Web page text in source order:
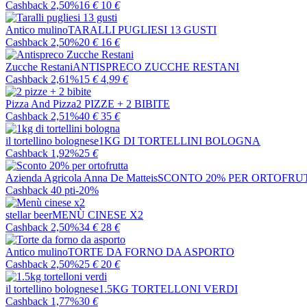
Cashback 2,50%16 € 10 €
Antico mulinoTARALLI PUGLIESI 13 GUSTI
Cashback 2,50%20 € 16 €
Zucche RestaniANTISPRECO ZUCCHE RESTANI
Cashback 2,61%15 € 4 ,99 €
Pizza And Pizza2 PIZZE + 2 BIBITE
Cashback 2,51%40 € 35 €
il tortellino bolognese1KG DI TORTELLINI BOLOGNA
Cashback 1,92%25 €
Azienda Agricola Anna De MatteisSCONTO 20% PER
Cashback 40 pti-20%
stellar beerMENÙ CINESE X2
Cashback 2,50%34 € 28 €
Antico mulinoTORTE DA FORNO DA ASPORTO
Cashback 2,50%25 € 20 €
il tortellino bolognese1.5KG TORTELLONI VERDI
Cashback 1,77%30 €